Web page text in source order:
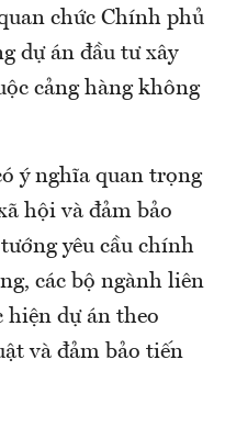
chức Chính phủ
dự án đầu tư xây
cảng hàng không
ý nghĩa quan trọng
hội và đảm bảo
yêu cầu chính
các bộ ngành liên
hiện dự án theo
và đảm bảo tiến